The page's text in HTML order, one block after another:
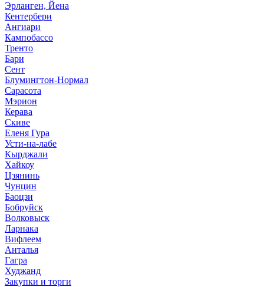
Эрланген, Йена
Кентербери
Ангиари
Кампобассо
Тренто
Бари
Сент
Блумингтон-Нормал
Сарасота
Мэрион
Керава
Скиве
Еленя Гура
Усти-на-лабе
Кырджали
Хайкоу
Цзянинь
Чунцин
Баоцзи
Бобруйск
Волковыск
Ларнака
Вифлеем
Анталья
Гагра
Худжанд
Закупки и торги